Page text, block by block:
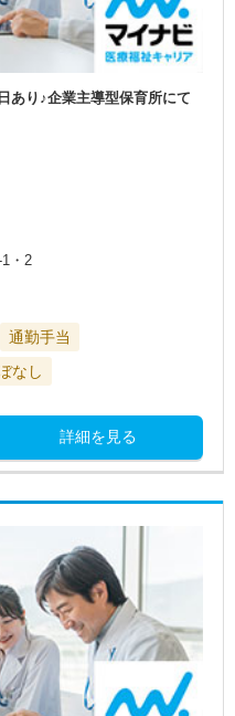
あり♪企業主導型保育所にて
・2
通勤手当
なし
詳細を見る